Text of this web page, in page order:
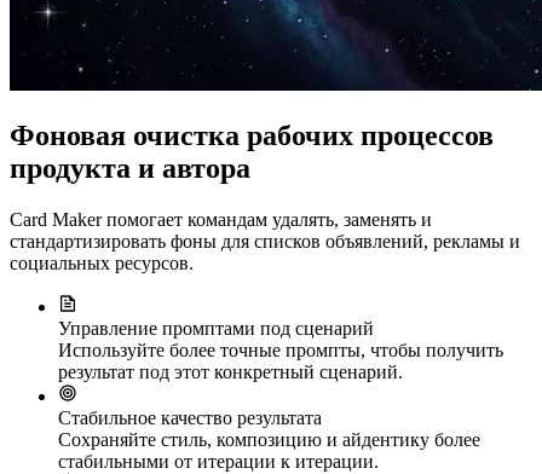
Фоновая очистка рабочих процессов
продукта и автора
Card Maker помогает командам удалять, заменять и
стандартизировать фоны для списков объявлений, рекламы и
социальных ресурсов.
Управление промптами под сценарий
Используйте более точные промпты, чтобы получить
результат под этот конкретный сценарий.
Стабильное качество результата
Сохраняйте стиль, композицию и айдентику более
стабильными от итерации к итерации.